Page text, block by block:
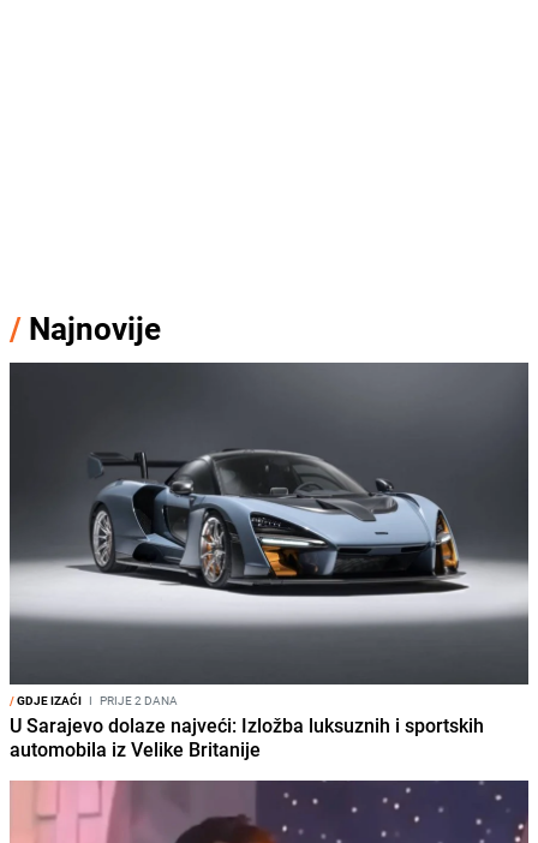
/ Najnovije
/GDJE IZAĆI I PRIJE 2 DANA
U Sarajevo dolaze najveći: Izložba luksuznih i sportskih
automobila iz Velike Britanije